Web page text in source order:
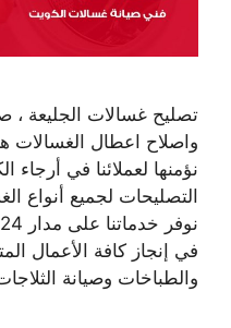
تصليح غسالات الجليعة ،
واصلاح اعطال الغسالات
نؤمنها لعملائنا في أرجاء
التصليحات لجميع أنواع
في إنجاز كافة الأعمال
والطباخات وصيانة